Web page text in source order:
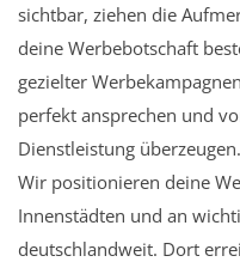
sichtbar, ziehen die
deine Werbebotschaft
gezielter
perfekt ansprechen und
Dienstleistung überzeugen.
Wir positionieren deine
Innenstädten und an
deutschlandweit. Dort